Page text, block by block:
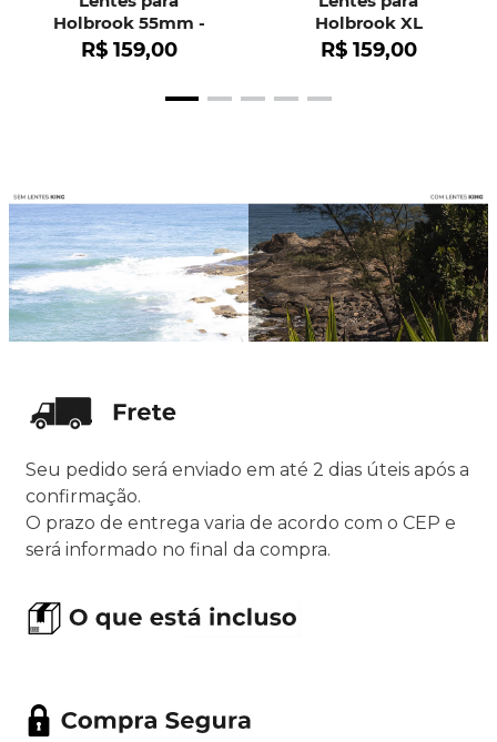
Holbrook 55mm -
OO9102
R$ 159,00
Holbrook XL
R$ 159,00
Seu pedido será enviado em até 2 dias úteis após a
confirmação.
O prazo de entrega varia de acordo com o CEP e
será informado no final da compra.